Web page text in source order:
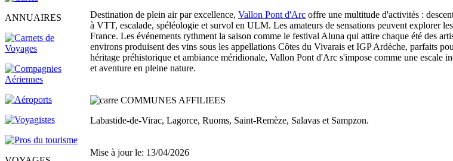
ANNUAIRES
Destination de plein air par excellence, Vallon Pont d'Arc offre une multitude d'activités :
à VTT, escalade, spéléologie et survol en ULM. Les amateurs de sensations peuvent explorer
France. Les événements rythment la saison comme le festival Aluna qui attire chaque été des
environs produisent des vins sous les appellations Côtes du Vivarais et IGP Ardèche, parfaits
héritage préhistorique et ambiance méridionale, Vallon Pont d'Arc s'impose comme une escale
et aventure en pleine nature.
COMMUNES AFFILIEES
Labastide-de-Virac, Lagorce, Ruoms, Saint-Remèze, Salavas et Sampzon.
Mise à jour le: 13/04/2026